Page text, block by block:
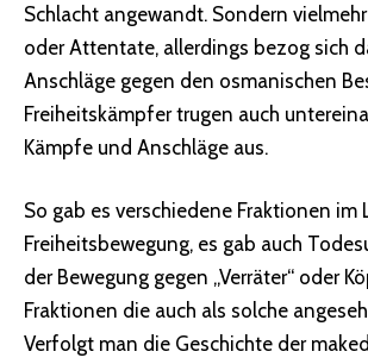
Schlacht angewandt. Sondern
oder Attentate, allerdings bezog sich
Anschläge gegen den osmanischen
Freiheitskämpfer trugen auch
Kämpfe und Anschläge aus.
So gab es verschiedene Fraktionen im
Freiheitsbewegung, es gab auch
der Bewegung gegen „Verräter“ oder
Fraktionen die auch als solche
Verfolgt man die Geschichte der